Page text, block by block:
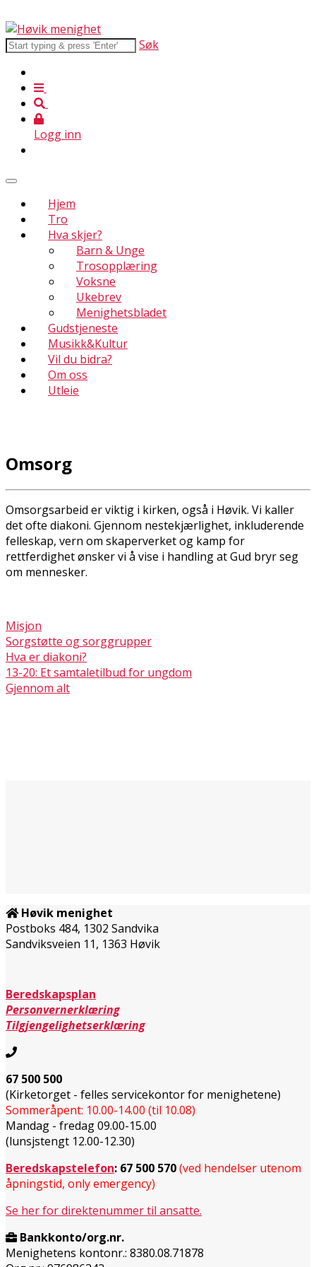
Søk
Logg inn
Hjem
Tro
Hva skjer?
Barn & Unge
Trosopplæring
Voksne
Ukebrev
Menighetsbladet
Gudstjeneste
Musikk&Kultur
Vil du bidra?
Om oss
Utleie
Omsorg
Omsorgsarbeid er viktig i kirken, også i Høvik. Vi kaller
det ofte diakoni. Gjennom nestekjærlighet, inkluderende
felleskap, vern om skaperverket og kamp for
rettferdighet ønsker vi å vise i handling at Gud bryr seg
om mennesker.
Misjon
Sorgstøtte og sorggrupper
Hva er diakoni?
13-20: Et samtaletilbud for ungdom
Gjennom alt
Høvik menighet
Postboks 484, 1302 Sandvika
Sandviksveien 11, 1363 Høvik
Beredskapsplan
Personvernerklæring
Tilgjengelighetserklæring
67 500 500
(Kirketorget - felles servicekontor for menighetene)
Sommeråpent: 10.00-14.00 (til 10.08)
Mandag - fredag 09.00-15.00
(lunsjstengt 12.00-12.30)
Beredskapstelefon: 67 500 570(ved hendelser utenom
åpningstid, only emergency)
Se her for direktenummer til ansatte.
Bankkonto/org.nr.
Menighetens kontonr.: 8380.08.71878